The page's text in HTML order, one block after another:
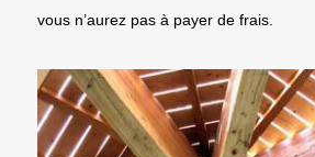
vous n’aurez pas à payer de frais.